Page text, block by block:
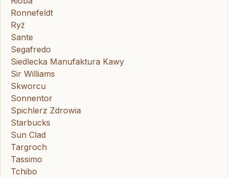
Ronnefeldt
Ryż
Sante
Segafredo
Siedlecka Manufaktura Kawy
Sir Williams
Skworcu
Sonnentor
Spichlerz Zdrowia
Starbucks
Sun Clad
Targroch
Tassimo
Tchibo